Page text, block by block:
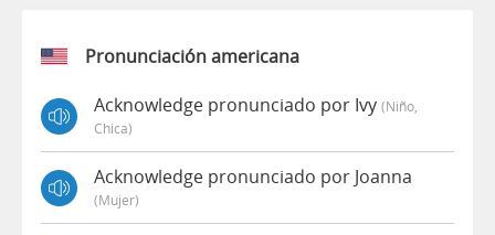
Pronunciación americana
Acknowledge pronunciado por Ivy (niño,
Chica)
Acknowledge pronunciado por Joanna
(mujer)